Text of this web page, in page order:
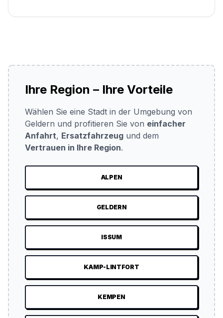
Ihre Region – Ihre Vorteile
Wählen Sie eine Stadt in der Umgebung von
Geldern und profitieren Sie von einfacher
Anfahrt, Ersatzfahrzeug und dem
Vertrauen in Ihre Region.
ALPEN
GELDERN
ISSUM
KAMP-LINTFORT
KEMPEN